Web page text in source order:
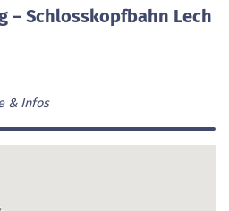
– Schlosskopfbahn Lech
& Infos